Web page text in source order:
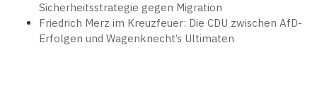
Sicherheitsstrategie gegen Migration
Friedrich Merz im Kreuzfeuer: Die CDU zwischen AfD-
Erfolgen und Wagenknecht’s Ultimaten